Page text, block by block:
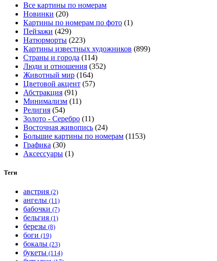
10509.00 ₽
несколько
Опции
выбрать
на
странице
товара.
Все картины по номерам
Новинки (20)
Картины по номерам по фото (1)
Пейзажи (429)
Натюрморты (223)
Картины известных художников (899)
Страны и города (114)
Люди и отношения (352)
Животный мир (164)
Цветовой акцент (57)
Абстракция (91)
Минимализм (11)
Религия (54)
Золото - Серебро (11)
Восточная живопись (24)
Большие картины по номерам (1153)
Графика (30)
Аксессуары (1)
Теги
австрия (2)
ангелы (11)
бабочки (7)
бельгия (1)
березы (8)
боги (19)
бокалы (23)
букеты (114)